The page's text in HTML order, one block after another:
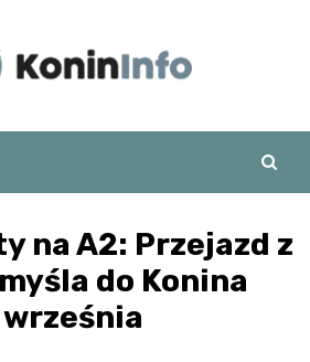
na A2: Przejazd z
do Konina